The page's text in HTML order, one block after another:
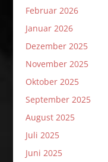
Februar 2026
Januar 2026
Dezember 2025
November 2025
Oktober 2025
September 2025
August 2025
Juli 2025
Juni 2025